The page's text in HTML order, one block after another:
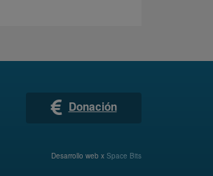
Donación
Desarrollo web x Space Bits